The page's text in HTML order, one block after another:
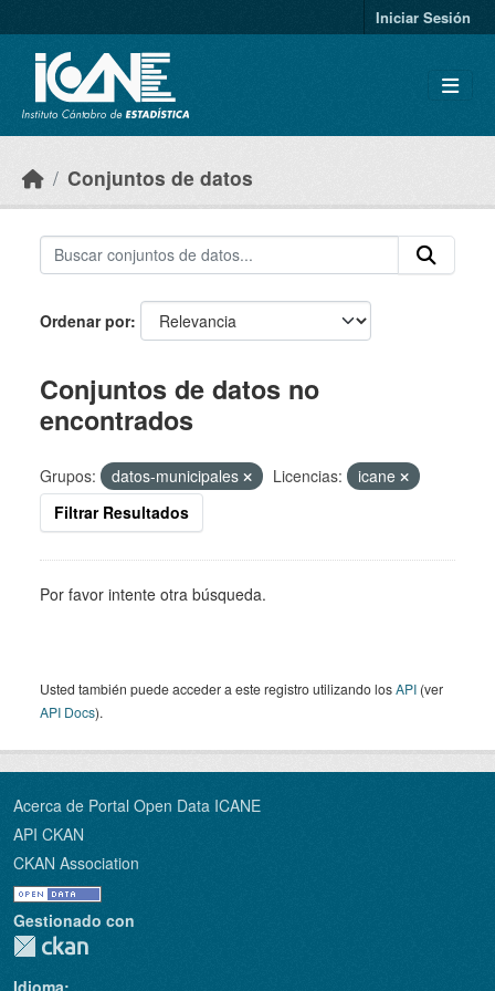
Iniciar Sesión
Conjuntos de datos
Ordenar por
Conjuntos de datos no
encontrados
Grupos: datos-municipales Licencias:
icane
Filtrar Resultados
Por favor intente otra búsqueda.
Usted también puede acceder a este registro utilizando losAPI (ver
API Docs).
Acerca de Portal Open Data ICANE
API CKAN
CKAN Association
Gestionado con
Idioma